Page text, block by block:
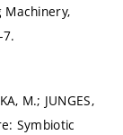
Machinery,
7.
M.; JUNGES,
Symbiotic